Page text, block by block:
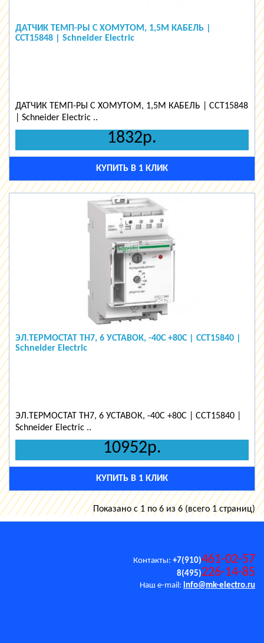
ДАТЧИК ТЕМП-РЫ С ХОМУТОМ, 1,5М КАБЕЛЬ |
CCT15848 | Schneider Electric
ДАТЧИК ТЕМП-РЫ С ХОМУТОМ, 1,5М КАБЕЛЬ | CCT15848
| Schneider Electric ..
1832р.
КУПИТЬ В 1 КЛИК
ЭЛ.ТЕРМОСТАТ TH7, 6 УСТАВОК, -40C +80C | CCT15840 |
Schneider Electric
ЭЛ.ТЕРМОСТАТ TH7, 6 УСТАВОК, -40C +80C | CCT15840 |
Schneider Electric ..
10952р.
КУПИТЬ В 1 КЛИК
Показано с 1 по 6 из 6 (всего 1 страниц)
Контакты: +7(910)461-02-57
8(495)226-14-85
Наш e-mail: info@mk-electro.ru